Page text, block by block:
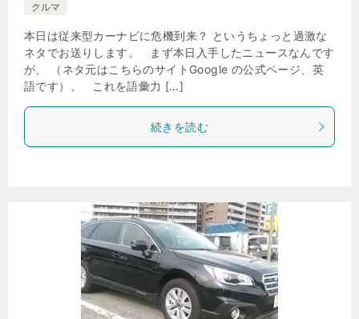
クルマ
本日は従来型カーナビに危機到来？ というちょっと過激な
ネタでお送りします。 まず本日入手したニュースなんです
が、 （ネタ元はこちらのサイトGoogle の公式ページ、英
語です）。 これを語彙力 […]
続きを読む